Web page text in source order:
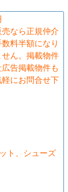
なら正規仲介
料半額になり
ん。掲載物件
告掲載物件も
にお問合せ下
ト、シューズ